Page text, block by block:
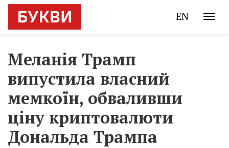
EN
Меланія Трамп
випустила власний
мемкоїн, обваливши
ціну криптовалюти
Дональда Трампа